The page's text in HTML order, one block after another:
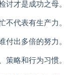
讨才是成功之母。
不代表有生产力。
付出多倍的努力。
策略和行为习惯。